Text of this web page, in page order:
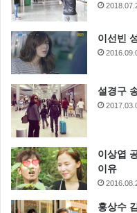
이선빈
설경구
이상엽
이유
홍상수